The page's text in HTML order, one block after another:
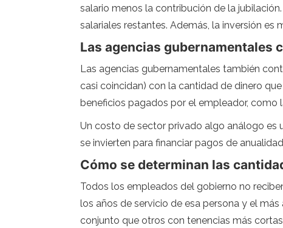
salario menos la contribución de la
salariales restantes. Además, la inversión
Las agencias gubernamentales
Las agencias gubernamentales también
casi coincidan) con la cantidad de dinero
beneficios pagados por el empleador, como
Un costo de sector privado algo análogo es
se invierten para financiar pagos de
Cómo se determinan las
Todos los empleados del gobierno no
los años de servicio de esa persona y el
conjunto que otros con tenencias más